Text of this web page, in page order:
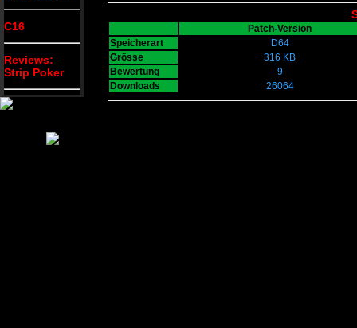
C16
Reviews:
Strip Poker
Patch-Version
Speicherart
D64
Grösse
316 KB
Bewertung
9
Downloads
26064